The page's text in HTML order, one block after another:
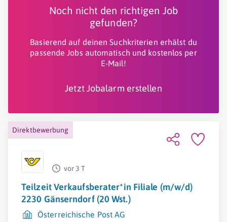
Noch nicht den richtigen Job
gefunden?
Basierend auf deinen Suchkriterien erhälst du
passende Jobs automatisch und kostenlos per
E-Mail!
Jetzt Jobalarm erstellen
Direktbewerbung
vor 3 T
Teilzeit Verkaufsberater*in Filiale (m/w/d)
2230 Gänserndorf (20 Wst.)
Österreichische Post AG